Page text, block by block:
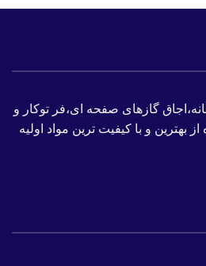
گازهای صفحه ای،فر توکار و
بهترین و با کیفیت ترین مواد اولیه